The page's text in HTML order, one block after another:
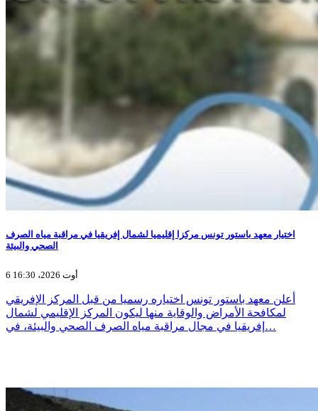
اختيار معهد باستور تونس مركزا إقليميا لشمال إفريقيا في مراقبة مياه الصرف
الصحي والبيئة
6 أوت 2026، 16:30
أعلن معهد باستور تونس اختياره رسميا من قبل المركز الإفريقي
لمكافحة الأمراض والوقاية منها ليكون المركز الإقليمي لشمال
إفريقيا في مجال مراقبة مياه الصرف الصحي والبيئة، في…